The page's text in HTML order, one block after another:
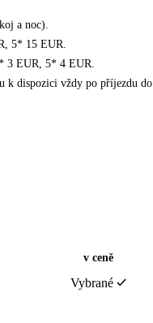
a noc).
5* 15 EUR.
3 EUR, 5* 4 EUR.
k dispozici vždy po příjezdu do
v ceně
Vybrané